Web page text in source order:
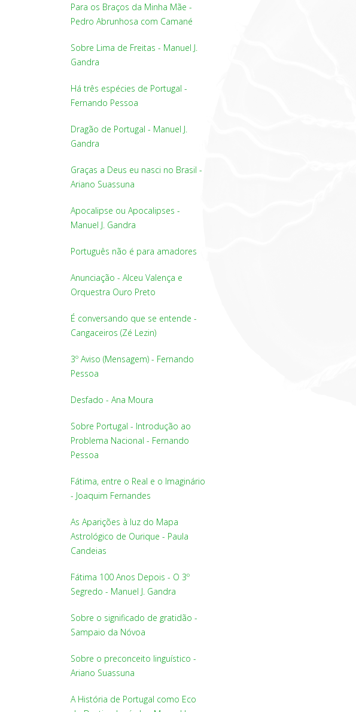
Para os Braços da Minha Mãe -
Pedro Abrunhosa com Camané
Sobre Lima de Freitas - Manuel J.
Gandra
Há três espécies de Portugal -
Fernando Pessoa
Dragão de Portugal - Manuel J.
Gandra
Graças a Deus eu nasci no Brasil -
Ariano Suassuna
Apocalipse ou Apocalipses -
Manuel J. Gandra
Português não é para amadores
Anunciação - Alceu Valença e
Orquestra Ouro Preto
É conversando que se entende -
Cangaceiros (Zé Lezin)
3º Aviso (Mensagem) - Fernando
Pessoa
Desfado - Ana Moura
Sobre Portugal - Introdução ao
Problema Nacional - Fernando
Pessoa
Fátima, entre o Real e o Imaginário
- Joaquim Fernandes
As Aparições à luz do Mapa
Astrológico de Ourique - Paula
Candeias
Fátima 100 Anos Depois - O 3º
Segredo - Manuel J. Gandra
Sobre o significado de gratidão -
Sampaio da Nóvoa
Sobre o preconceito linguístico -
Ariano Suassuna
A História de Portugal como Eco